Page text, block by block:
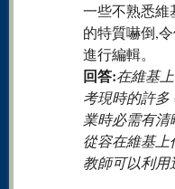
一些不熟悉維
的特質嚇倒,
進行編輯。
回答:在維基
考現時的許
業時必需有
從容在維基
教師可以利用